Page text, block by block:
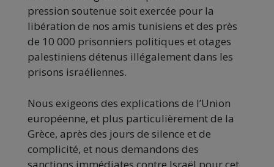
pression soutenue soit exercée pour la
libération de nos amis tunisiens et des près
de 10 000 prisonniers politiques et otages
palestiniens détenus illégalement dans les
prisons israéliennes.
Nous exigeons des explications de l’Union
européenne, et plus particulièrement de la
Grèce, après des jours de silence et de
complicité, et nous demandons des
sanctions immédiates contre Israël pour cet